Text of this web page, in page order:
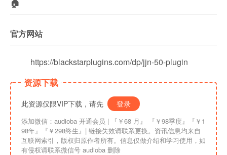
🏠
官方网站
https://blackstarplugins.com/dp/jjn-50-plugin
资源下载
此资源仅限VIP下载，请先 登录
添加微信：audioba 开通会员 | 『￥68 月』 『￥98季度』『￥1
98年』『￥298终生』| 链接失效请联系更换。资讯信息均来自
互联网索引，版权归原作者所有。信息仅做介绍和学习使用，如
有侵权请联系微信号 audioba 删除